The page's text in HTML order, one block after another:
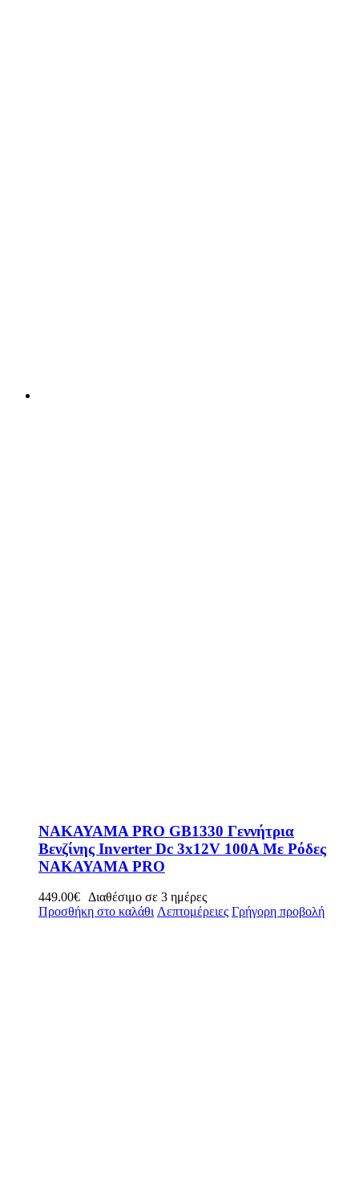
NAKAYAMA PRO GB1330 Γεννήτρια
Βενζίνης Inverter Dc 3x12V 100A Με Ρόδες
NAKAYAMA PRO
449.00€
Διαθέσιμο σε 3 ημέρες
Προσθήκη στο καλάθι Λεπτομέρειες Γρήγορη προβολή